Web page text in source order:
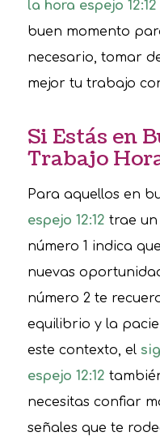
la hora espejo 12:12
buen momento
necesario, tomar
mejor tu trabajo
Si Estás en
Trabajo
Para aquellos en
espejo 12:12 trae un
número 1 indica
nuevas
número 2 te
equilibrio y la
este contexto, el
espejo 12:12
necesitas confiar
señales que te